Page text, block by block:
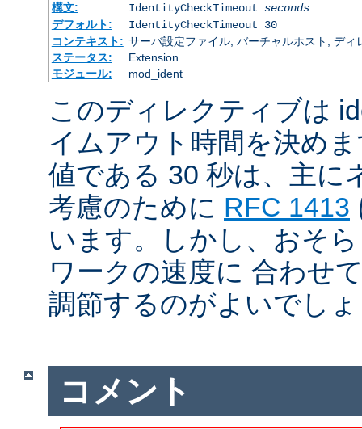
構文:
IdentityCheckTimeout seconds
デフォルト:
IdentityCheckTimeout 30
コンテキスト: サーバ設定ファイル, バーチャルホスト, ディ
ステータス:
Extension
モジュール:
mod_ident
このディレクティブは
イムアウト時間を決め
値である 30 秒は、主に
考慮のために RFC 1413
います。しかし、おそ
ワークの速度に 合わせ
調節するのがよいでし
コメント